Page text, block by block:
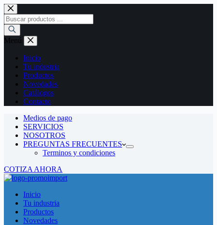
Saltar
al
contenido
Búsqueda
de
productos
Menú
Inicio
Tu industria
Productos
Novedades
Catálogos
Contacto
Medios de pago
SERVICIOS
NOSOTROS
PREGUNTAS FRECUENTES
Terminos y condiciones
COTIZA AHORA
Inicio
Tu industria
Productos
Novedades